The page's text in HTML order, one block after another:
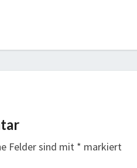
Felder sind mit * markiert